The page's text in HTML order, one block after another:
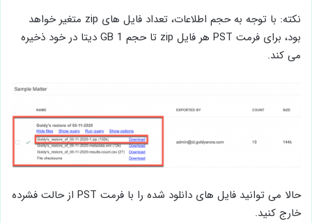
نکته: با توجه به حجم اطلاعات، تعداد فایل های zip متغیر خواهد
بود، برای فرمت PST هر فایل zip تا حجم GB 1 دیتا در خود ذخیره
می کند.
حالا می توانید فایل های دانلود شده را با فرمت PST از حالت فشرده
خارج کنید.